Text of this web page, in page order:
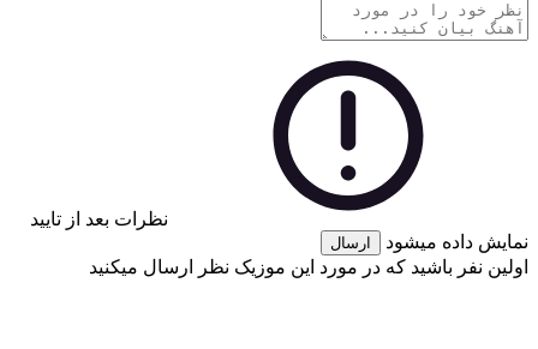
نظرات بعد از تایید
نمایش داده میشود
ارسال
اولین نفر باشید که در مورد این موزیک نظر ارسال میکنید